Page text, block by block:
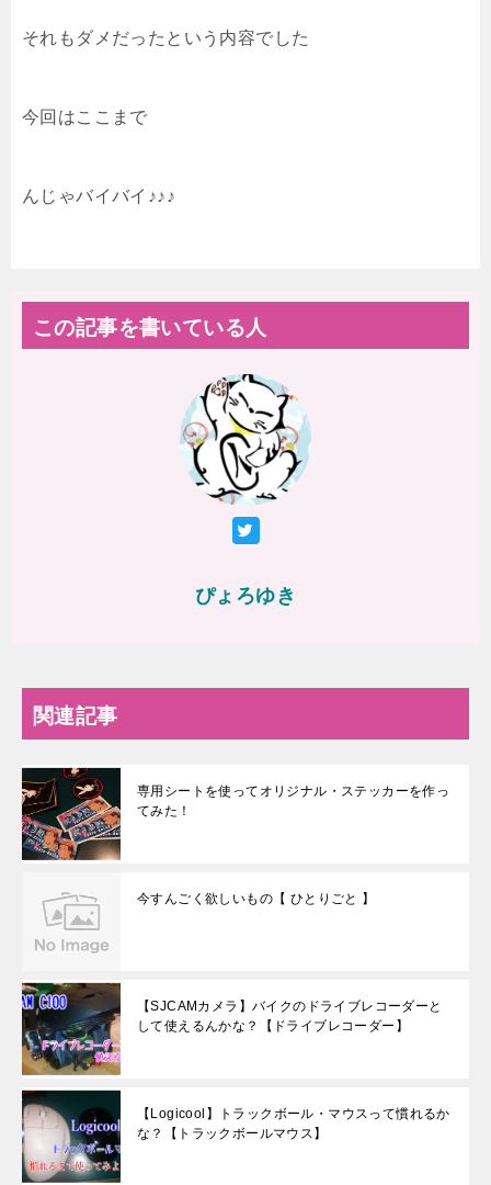
それもダメだったという内容でした
今回はここまで
んじゃバイバイ♪♪♪
この記事を書いている人
ぴょろゆき
関連記事
専用シートを使ってオリジナル・ステッカーを作っ
てみた！
今すんごく欲しいもの【 ひとりごと 】
【SJCAMカメラ】バイクのドライブレコーダーと
して使えるんかな？【ドライブレコーダー】
【Logicool】トラックボール・マウスって慣れるか
な？【トラックボールマウス】